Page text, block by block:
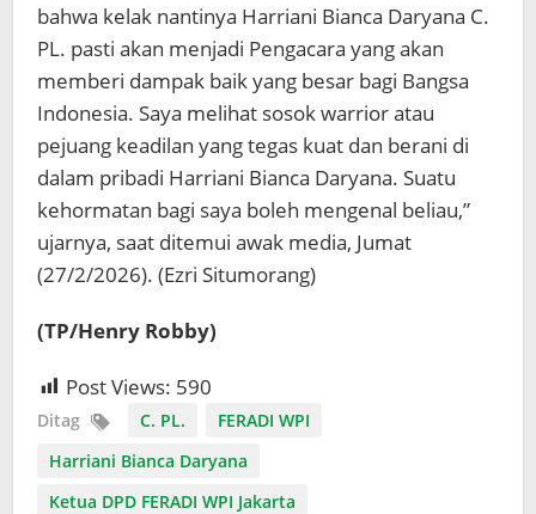
bahwa kelak nantinya Harriani Bianca Daryana C.
PL. pasti akan menjadi Pengacara yang akan
memberi dampak baik yang besar bagi Bangsa
Indonesia. Saya melihat sosok warrior atau
pejuang keadilan yang tegas kuat dan berani di
dalam pribadi Harriani Bianca Daryana. Suatu
kehormatan bagi saya boleh mengenal beliau,”
ujarnya, saat ditemui awak media, Jumat
(27/2/2026). (Ezri Situmorang)
(TP/Henry Robby)
Post Views: 590
Ditag C. PL.
FERADI WPI
Harriani Bianca Daryana
Ketua DPD FERADI WPI Jakarta